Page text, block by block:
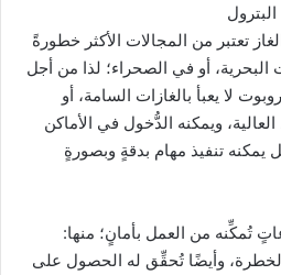
تعتبر من المجالات الأكثر خطورةً
أو في الصحراء؛ لذا من أجل
لا يعبأ بالغازات السامة، أو
ويمكنه الدُّخول في الأماكن
تنفيذ مهام بدقةٍ وبصورةٍ
تُمكِّنه من العمل بأمانٍ؛ منها:
وأيضًا تُحقِّق له الحصول على